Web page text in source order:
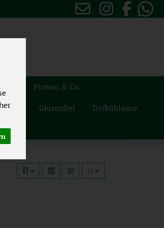
Firmen & Co.
Vegan Glutenfrei Tiefkühlware
12